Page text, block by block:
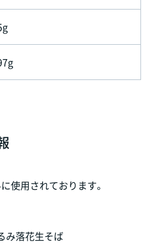
使用されております。
み落花生そば